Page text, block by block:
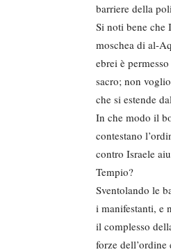
barriere della
Si noti bene che
moschea di al-
ebrei è
sacro; non
che si estende
In che modo il
contestano
contro Israele
Tempio?
Sventolando le
i manifestanti, e
il complesso
forze